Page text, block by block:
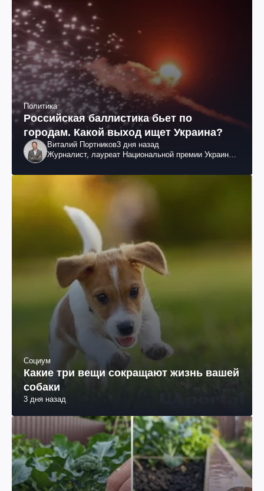
Политика
Российская баллистика бьет по
городам. Какой выход ищет Украина?
Виталий Портников3 дня назад
Журналист, лауреат Национальной премии Украины
Социум
Какие три вещи сокращают жизнь вашей
собаки
3 дня назад